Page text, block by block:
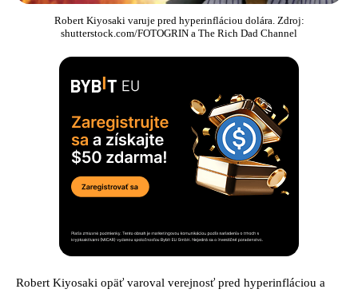
Robert Kiyosaki varuje pred hyperinfláciou dolára. Zdroj:
shutterstock.com/FOTOGRIN a The Rich Dad Channel
Robert Kiyosaki opäť varoval verejnosť pred hyperinfláciou a